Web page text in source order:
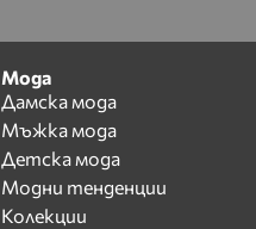
Мода
Дамска мода
Мъжка мода
Детска мода
Модни тенденции
Колекции